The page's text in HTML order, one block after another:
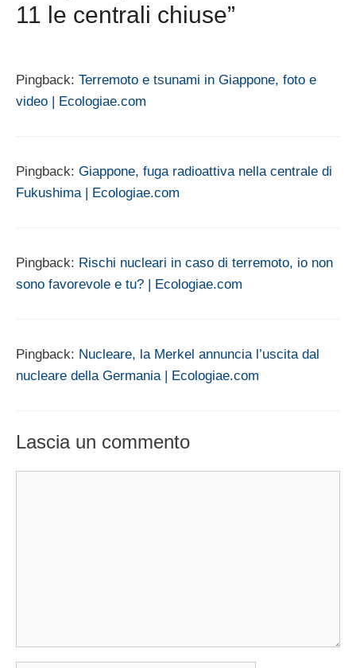
11 le centrali chiuse”
Pingback: Terremoto e tsunami in Giappone, foto e
video | Ecologiae.com
Pingback: Giappone, fuga radioattiva nella centrale di
Fukushima | Ecologiae.com
Pingback: Rischi nucleari in caso di terremoto, io non
sono favorevole e tu? | Ecologiae.com
Pingback: Nucleare, la Merkel annuncia l’uscita dal
nucleare della Germania | Ecologiae.com
Lascia un commento